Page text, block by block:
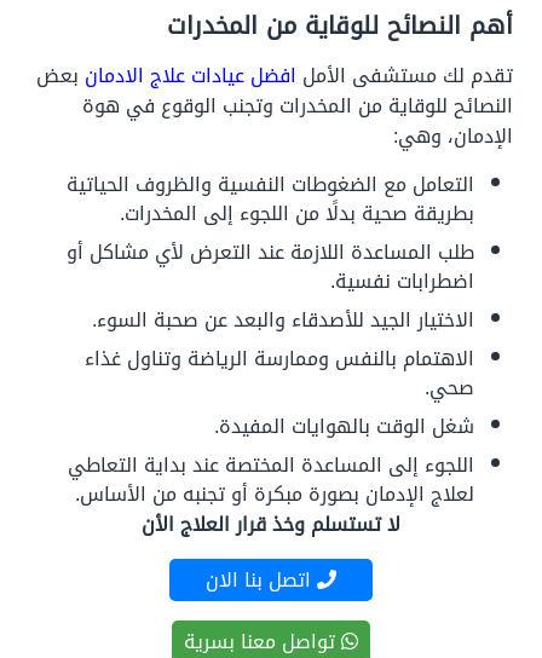
أهم النصائح للوقاية من المخدرات
تقدم لك مستشفى الأمل افضل عيادات علاج الادمان بعض
النصائح للوقاية من المخدرات وتجنب الوقوع في هوة
الإدمان، وهي:
التعامل مع الضغوطات النفسية والظروف الحياتية
بطريقة صحية بدلًا من اللجوء إلى المخدرات.
طلب المساعدة اللازمة عند التعرض لأي مشاكل أو
اضطرابات نفسية.
الاختيار الجيد للأصدقاء والبعد عن صحبة السوء.
الاهتمام بالنفس وممارسة الرياضة وتناول غذاء
صحي.
شغل الوقت بالهوايات المفيدة.
اللجوء إلى المساعدة المختصة عند بداية التعاطي
لعلاج الإدمان بصورة مبكرة أو تجنبه من الأساس.
لا تستسلم وخذ قرار العلاج الأن
اتصل بنا الان
تواصل معنا بسرية